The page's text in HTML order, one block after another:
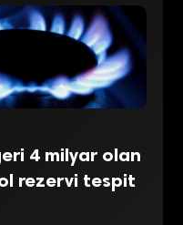
4 milyar olan
rezervi tespit